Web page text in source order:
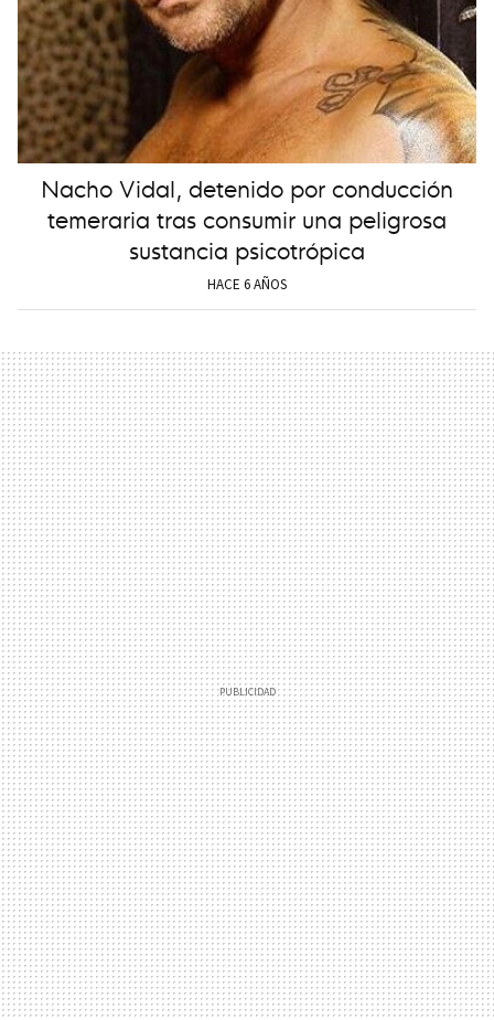
Nacho Vidal, detenido por conducción
temeraria tras consumir una peligrosa
sustancia psicotrópica
HACE 6 AÑOS